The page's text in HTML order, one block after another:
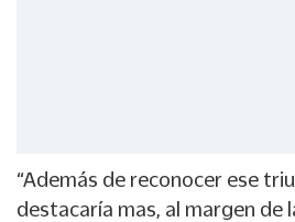
“Además de reconocer ese
destacaría mas, al margen de